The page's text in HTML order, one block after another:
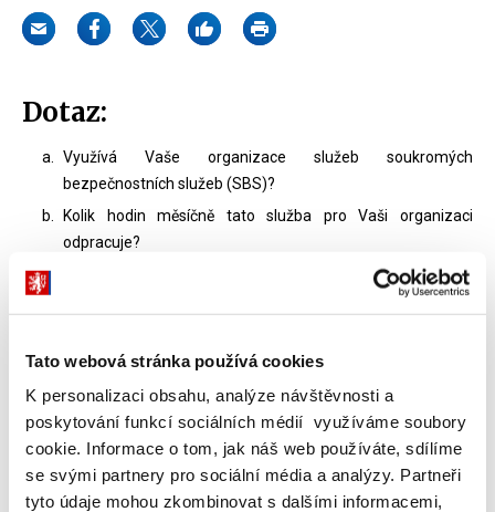
Tato webová stránka používá cookies
K personalizaci obsahu, analýze návštěvnosti a
poskytování funkcí sociálních médií využíváme soubory
cookie. Informace o tom, jak náš web používáte, sdílíme
se svými partnery pro sociální média a analýzy. Partneři
tyto údaje mohou zkombinovat s dalšími informacemi,
Dotaz:
Využívá Vaše organizace služeb soukromých
bezpečnostních služeb (SBS)?
Kolik hodin měsíčně tato služba pro Vaši organizaci
odpracuje?
Jste spokojeni z kvalitou poskytovaných služeb ze strany
SBS?
Odpověď: